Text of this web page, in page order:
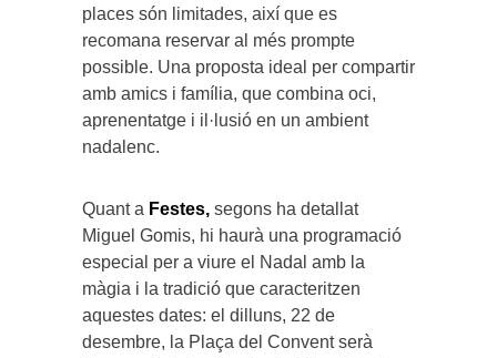
places són limitades, així que es
recomana reservar al més prompte
possible. Una proposta ideal per compartir
amb amics i família, que combina oci,
aprenentatge i il·lusió en un ambient
nadalenc.
Quant a Festes, segons ha detallat
Miguel Gomis, hi haurà una programació
especial per a viure el Nadal amb la
màgia i la tradició que caracteritzen
aquestes dates: el dilluns, 22 de
desembre, la Plaça del Convent serà